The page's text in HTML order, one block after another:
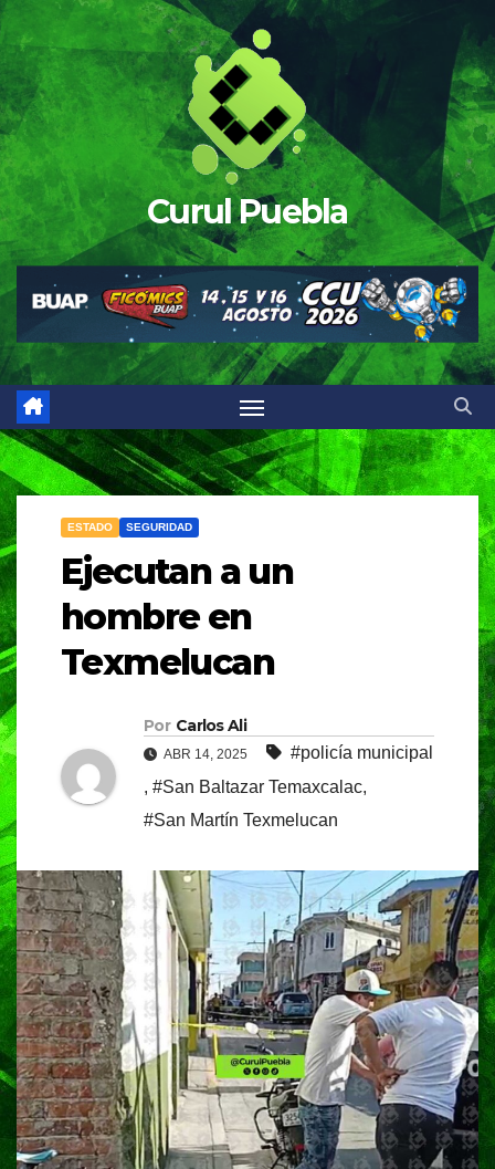
Saltar
al
contenido
Curul Puebla
ESTADO SEGURIDAD
Ejecutan a un
hombre en
Texmelucan
Por Carlos Ali
ABR 14, 2025
#policía municipal
, #San Baltazar Temaxcalac,
#San Martín Texmelucan